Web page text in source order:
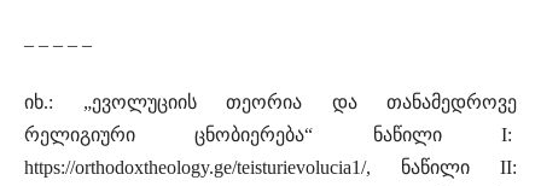
იხ.: „ევოლუციის თეორია და თანამედროვე
რელიგიური ცნობიერება“ ნაწილი I:
https://orthodoxtheology.ge/teisturievolucia1/, ნაწილი II: